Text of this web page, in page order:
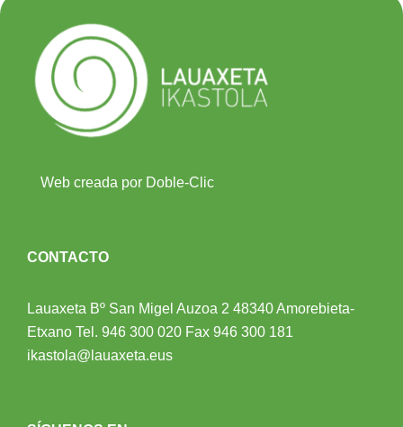
Web creada por Doble-Clic
CONTACTO
Lauaxeta Bº San Migel Auzoa 2 48340 Amorebieta-
Etxano Tel. 946 300 020 Fax 946 300 181
ikastola@lauaxeta.eus